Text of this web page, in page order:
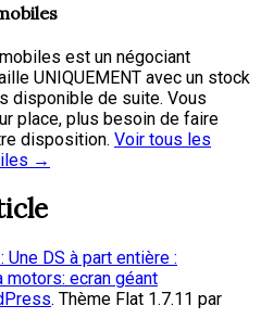
est un négociant
UNIQUEMENT avec un stock
disponible de suite. Vous
place, plus besoin de faire
disposition. Voir tous les
→
Une DS à part entière :
motors: ecran géant
. Thème Flat 1.7.11 par